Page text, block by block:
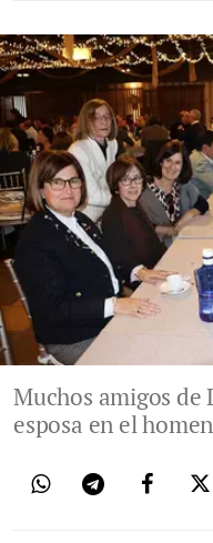
Muchos amigos de
esposa en el